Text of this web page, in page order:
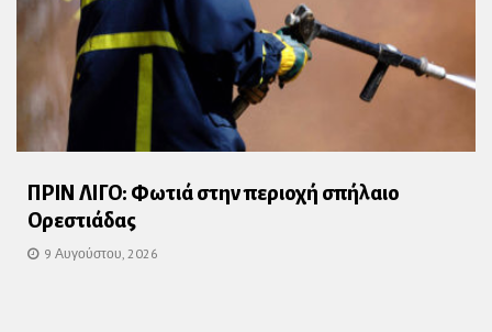
ΠΡΙΝ ΛΙΓΟ: Φωτιά στην περιοχή σπήλαιο
Ορεστιάδας
9 Αυγούστου, 2026